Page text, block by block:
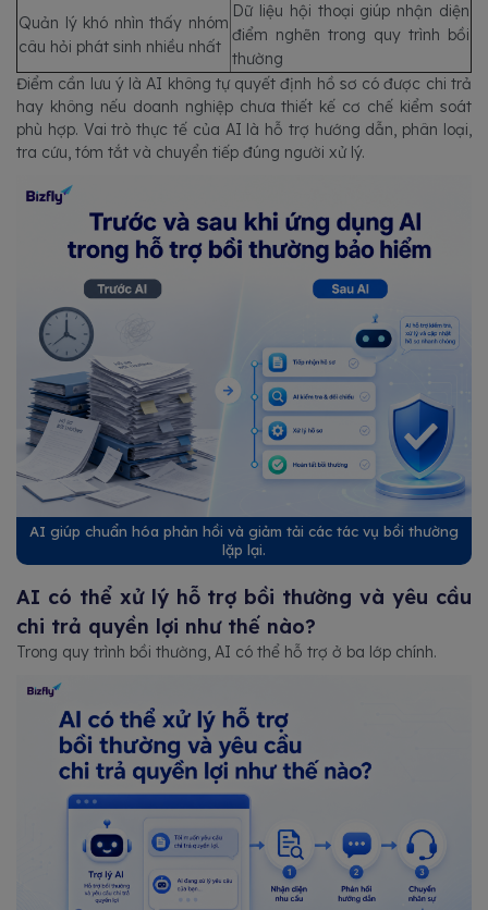
Quản lý khó nhìn thấy nhóm
câu hỏi phát sinh nhiều nhất
Dữ liệu hội thoại giúp nhận diện
điểm nghẽn trong quy trình bồi
thường
Điểm cần lưu ý là AI không tự quyết định hồ sơ có được chi trả
hay không nếu doanh nghiệp chưa thiết kế cơ chế kiểm soát
phù hợp. Vai trò thực tế của AI là hỗ trợ hướng dẫn, phân loại,
tra cứu, tóm tắt và chuyển tiếp đúng người xử lý.
AI giúp chuẩn hóa phản hồi và giảm tải các tác vụ bồi thường
lặp lại.
AI có thể xử lý hỗ trợ bồi thường và yêu cầu
chi trả quyền lợi như thế nào?
Trong quy trình bồi thường, AI có thể hỗ trợ ở ba lớp chính.